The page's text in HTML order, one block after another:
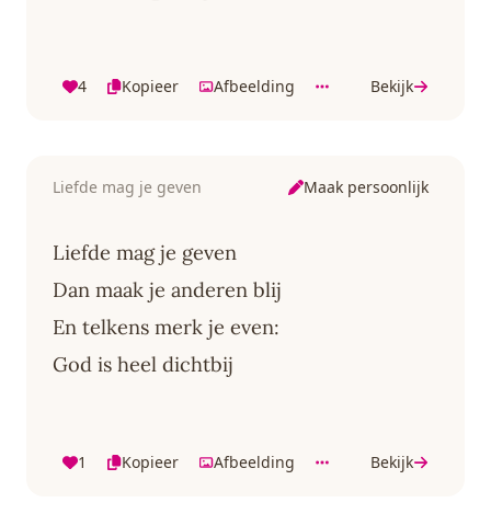
4 Kopieer Afbeelding Bekijk
Liefde mag je geven Maak persoonlijk
Liefde mag je geven
Dan maak je anderen blij
En telkens merk je even:
God is heel dichtbij
1 Kopieer Afbeelding Bekijk